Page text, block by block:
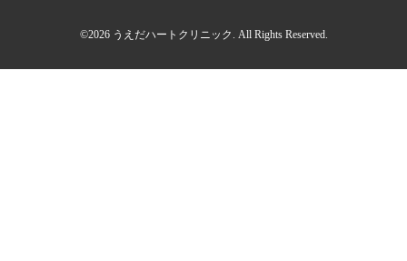
©2026 うえだハートクリニック . All Rights Reserved.